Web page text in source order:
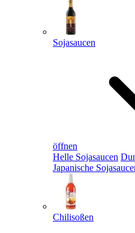
Sojasaucen
öffnen
Helle Sojasaucen
Japanische
Chilisoßen